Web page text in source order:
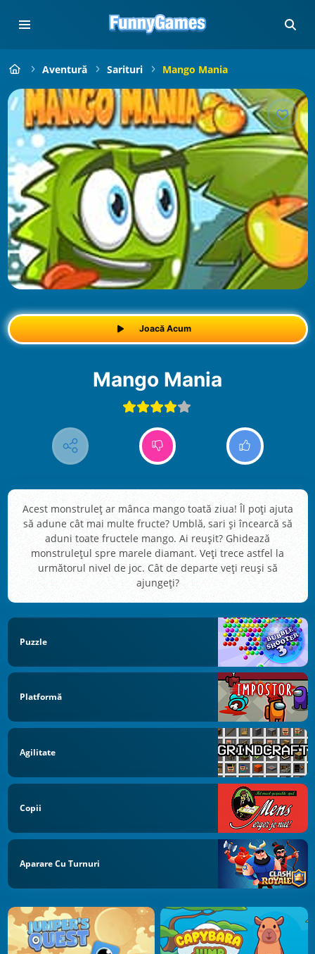
Aventură Sarituri Mango Mania
Joacă Acum
Mango Mania
Acest monstruleț ar mânca mango toată ziua! Îl poți ajuta
să adune cât mai multe fructe? Umblă, sari și încearcă să
aduni toate fructele mango. Ai reușit? Ghidează
monstrulețul spre marele diamant. Veți trece astfel la
următorul nivel de joc. Cât de departe veți reuși să
ajungeți?
Puzzle
Platformă
Agilitate
Copii
Aparare Cu Turnuri